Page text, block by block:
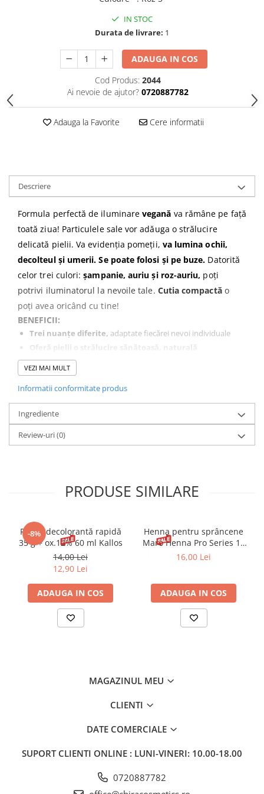
Mascara (rimel) sprancene
Vopsea sprancene
Ser sprancene
IN STOC
Durata de livrare: 1
ADAUGA IN COS
Cod Produs: 2044
Ai nevoie de ajutor? 0720887782
Adauga la Favorite Cere informatii
Descriere
Formula perfectă de iluminarevegană va rămâne pe față
toată ziua! Particulele sale vor adăuga o strălucire
delicată pielii. Va evidenția pomeții, va lumina ochii,
decolteul și umerii. Se poate folosi și pe buze. Datorită
celor trei culori:șampanie, auriu și roz-auriu, poți
potrivi iluminatorul la nevoile tale. Cutia compactăo
poți avea oricând cu tine!
BENEFICII:
Trei nuanțe diferite, adaptate fiecărei nevoi individuale
Oferă pielii o strălucire sănătoasă, naturală
Potrivit pentru vegani.
VEZI MAI MULT
Informatii conformitate produs
Ingrediente
Review-uri(0)
PRODUSE SIMILARE
-8%
Pudră decolorantă rapidă
35 g + ox.12% 60 ml Kallos
14,00 Lei
12,90 Lei
ADAUGA IN COS
Henna pentru sprâncene
Maro Henna Pro Series 15
ml
16,00 Lei
ADAUGA IN COS
MAGAZINUL MEU
CLIENTI
DATE COMERCIALE
SUPORT CLIENTI ONLINE : LUNI-VINERI: 10.00-18.00
0720887782